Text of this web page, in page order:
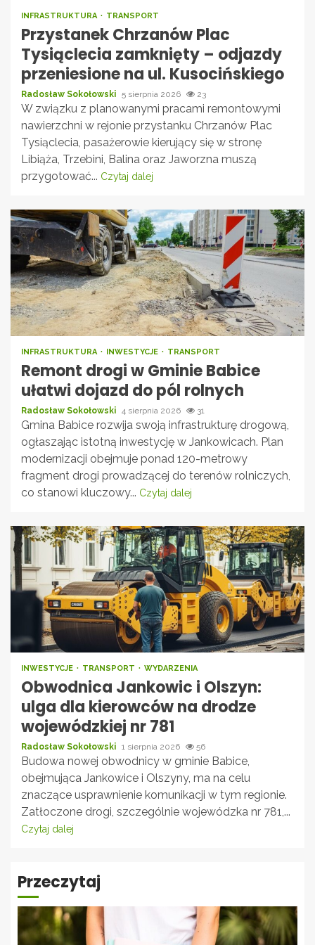
INFRASTRUKTURA TRANSPORT
Przystanek Chrzanów Plac
Tysiąclecia zamknięty – odjazdy
przeniesione na ul. Kusocińskiego
Radosław Sokołowski 5 sierpnia 2026 23
W związku z planowanymi pracami remontowymi
nawierzchni w rejonie przystanku Chrzanów Plac
Tysiąclecia, pasażerowie kierujący się w stronę
Libiąża, Trzebini, Balina oraz Jaworzna muszą
przygotować... Czytaj dalej
INFRASTRUKTURA INWESTYCJE TRANSPORT
Remont drogi w Gminie Babice
ułatwi dojazd do pól rolnych
Radosław Sokołowski 4 sierpnia 2026 31
Gmina Babice rozwija swoją infrastrukturę drogową,
ogłaszając istotną inwestycję w Jankowicach. Plan
modernizacji obejmuje ponad 120-metrowy
fragment drogi prowadzącej do terenów rolniczych,
co stanowi kluczowy... Czytaj dalej
INWESTYCJE TRANSPORT WYDARZENIA
Obwodnica Jankowic i Olszyn:
ulga dla kierowców na drodze
wojewódzkiej nr 781
Radosław Sokołowski 1 sierpnia 2026 56
Budowa nowej obwodnicy w gminie Babice,
obejmująca Jankowice i Olszyny, ma na celu
znaczące usprawnienie komunikacji w tym regionie.
Zatłoczone drogi, szczególnie wojewódzka nr 781,...
Czytaj dalej
Przeczytaj